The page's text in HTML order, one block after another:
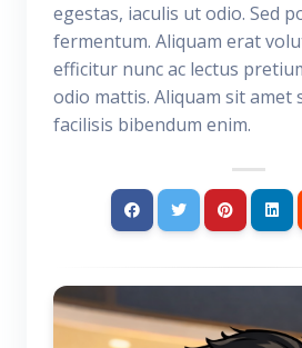
egestas, iaculis ut odio. Sed
fermentum. Aliquam erat
efficitur nunc ac lectus
odio mattis. Aliquam sit amet
facilisis bibendum enim.